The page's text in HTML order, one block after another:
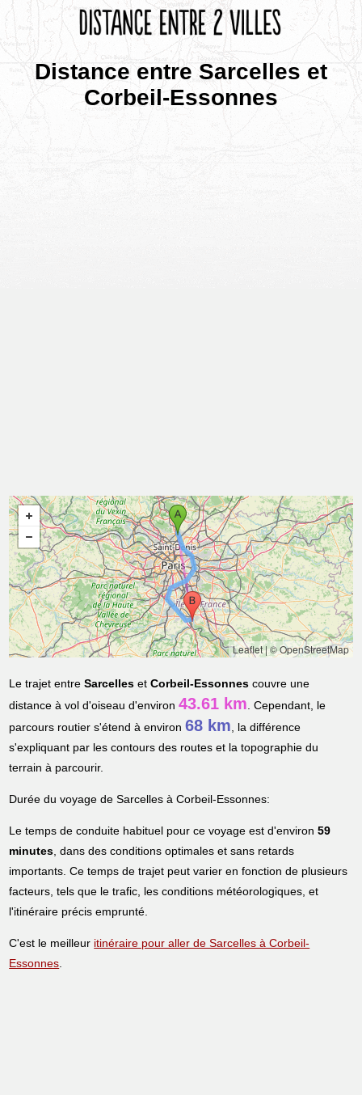
Distance entre Sarcelles et
Corbeil-Essonnes
Leaflet|© OpenStreetMap
Le trajet entreSarcelles etCorbeil-Essonnes couvre une
distance à vol d'oiseau d'environ43.61 km. Cependant, le
parcours routier s'étend à environ68 km, la différence
s'expliquant par les contours des routes et la topographie du
terrain à parcourir.
Durée du voyage de Sarcelles à Corbeil-Essonnes:
Le temps de conduite habituel pour ce voyage est d'environ59
minutes, dans des conditions optimales et sans retards
importants. Ce temps de trajet peut varier en fonction de plusieurs
facteurs, tels que le trafic, les conditions météorologiques, et
l'itinéraire précis emprunté.
C'est le meilleur itinéraire pour aller de Sarcelles à Corbeil-
Essonnes.